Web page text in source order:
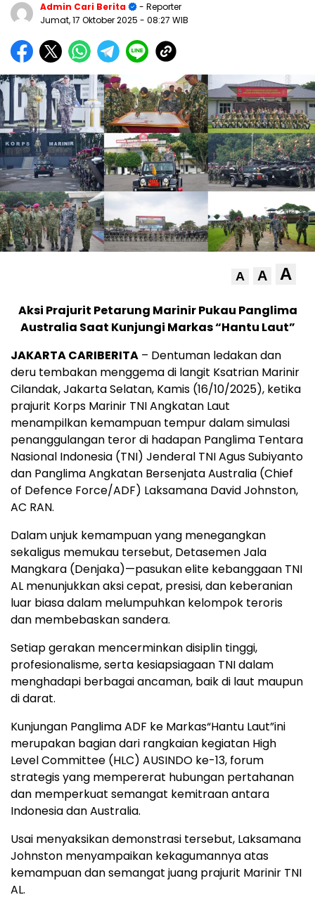
Admin Cari Berita
- Reporter
Jumat, 17 Oktober 2025 - 08:27 WIB
A A A
Aksi Prajurit Petarung Marinir Pukau Panglima
Australia Saat Kunjungi Markas “Hantu Laut”
JAKARTA CARIBERITA – Dentuman ledakan dan
deru tembakan menggema di langit Ksatrian Marinir
Cilandak, Jakarta Selatan, Kamis (16/10/2025), ketika
prajurit Korps Marinir TNI Angkatan Laut
menampilkan kemampuan tempur dalam simulasi
penanggulangan teror di hadapan Panglima Tentara
Nasional Indonesia (TNI) Jenderal TNI Agus Subiyanto
dan Panglima Angkatan Bersenjata Australia (Chief
of Defence Force/ADF) Laksamana David Johnston,
AC RAN.
Dalam unjuk kemampuan yang menegangkan
sekaligus memukau tersebut, Detasemen Jala
Mangkara (Denjaka)—pasukan elite kebanggaan TNI
AL menunjukkan aksi cepat, presisi, dan keberanian
luar biasa dalam melumpuhkan kelompok teroris
dan membebaskan sandera.
Setiap gerakan mencerminkan disiplin tinggi,
profesionalisme, serta kesiapsiagaan TNI dalam
menghadapi berbagai ancaman, baik di laut maupun
di darat.
Kunjungan Panglima ADF ke Markas“Hantu Laut”ini
merupakan bagian dari rangkaian kegiatan High
Level Committee (HLC) AUSINDO ke-13, forum
strategis yang mempererat hubungan pertahanan
dan memperkuat semangat kemitraan antara
Indonesia dan Australia.
Usai menyaksikan demonstrasi tersebut, Laksamana
Johnston menyampaikan kekagumannya atas
kemampuan dan semangat juang prajurit Marinir TNI
AL.